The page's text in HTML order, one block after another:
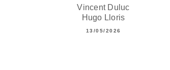
Vincent Duluc
Hugo Lloris
13/05/2026